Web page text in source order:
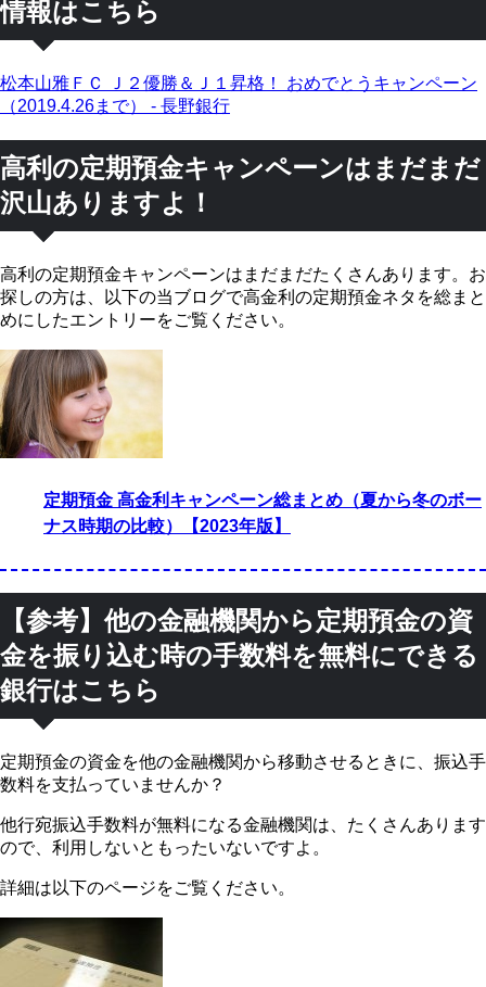
情報はこちら
松本山雅ＦＣ Ｊ２優勝＆Ｊ１昇格！ おめでとうキャンペーン
（2019.4.26まで） - 長野銀行
高利の定期預金キャンペーンはまだまだ
沢山ありますよ！
高利の定期預金キャンペーンはまだまだたくさんあります。お
探しの方は、以下の当ブログで高金利の定期預金ネタを総まと
めにしたエントリーをご覧ください。
定期預金 高金利キャンペーン総まとめ（夏から冬のボー
ナス時期の比較）【2023年版】
【参考】他の金融機関から定期預金の資
金を振り込む時の手数料を無料にできる
銀行はこちら
定期預金の資金を他の金融機関から移動させるときに、振込手
数料を支払っていませんか？
他行宛振込手数料が無料になる金融機関は、たくさんあります
ので、利用しないともったいないですよ。
詳細は以下のページをご覧ください。